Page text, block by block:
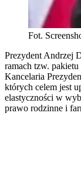
Fot.
Prezydent Andrzej
ramach tzw.
Kancelaria
których celem jest
elastyczności w
prawo rodzinne i